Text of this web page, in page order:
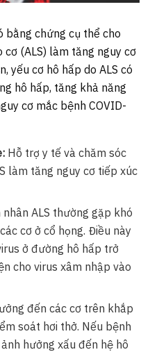
bằng chứng cụ thể cho
(ALS) làm tăng nguy cơ
yếu cơ hô hấp do ALS có
hô hấp, tăng khả năng
cơ mắc bệnh COVID-
Hỗ trợ y tế và chăm sóc
làm tăng nguy cơ tiếp xúc
nhân ALS thường gặp khó
cơ ở cổ họng. Điều này
ở đường hô hấp trở
cho virus xâm nhập vào
đến các cơ trên khắp
soát hơi thở. Nếu bệnh
hưởng xấu đến hệ hô